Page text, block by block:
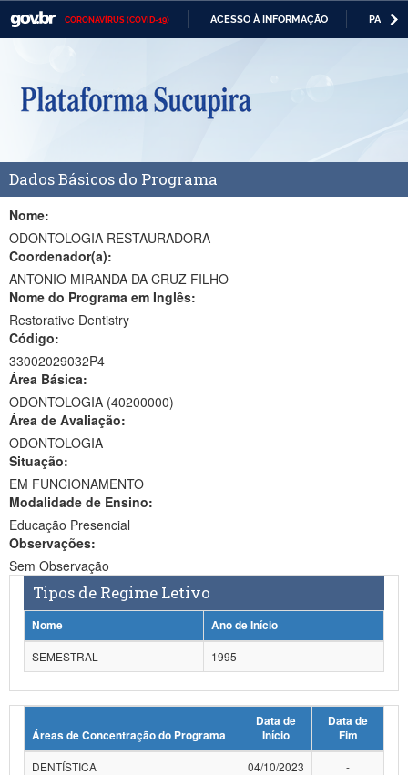
CORONAVÍRUS (COVID-19) ACESSO À INFORMAÇÃO
Casa Civil
Ministério da Defesa
Ministério da Economia
Ministério da Infraestrutura
Ministério da Educação
Ministério da Cidadania
Ministério da Saúde
Ministério da Ciência, Tecnologia, Inovações e Comunicações
Ministério do Meio Ambiente
Ministério do Turismo
Ministério do Desenvolvimento Regional
Controladoria-Geral da União
Ministério da Mulher, da Família e dos Direitos Humanos
Dados Básicos do Programa
Nome:
ODONTOLOGIA RESTAURADORA
Coordenador(a):
ANTONIO MIRANDA DA CRUZ FILHO
Nome do Programa em Inglês:
Restorative Dentistry
Código:
33002029032P4
Área Básica:
ODONTOLOGIA (40200000)
Área de Avaliação:
ODONTOLOGIA
Situação:
EM FUNCIONAMENTO
Modalidade de Ensino:
Educação Presencial
Observações:
Sem Observação
Tipos de Regime Letivo
Nome
Ano de Início
SEMESTRAL
1995
Áreas de Concentração do Programa
Data de
Início
Data de
Fim
DENTÍSTICA
04/10/2023
-